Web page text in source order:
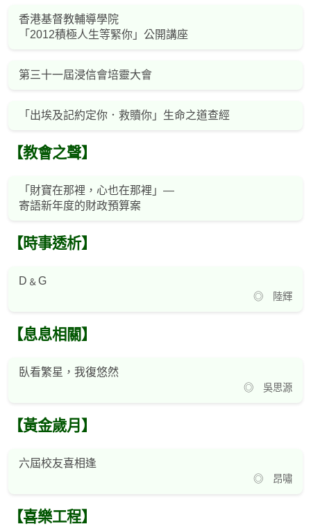
香港基督教輔導學院
「2012積極人生等緊你」公開講座
第三十一屆浸信會培靈大會
「出埃及記約定你．救贖你」生命之道查經
【教會之聲】
「財寶在那裡，心也在那裡」—
寄語新年度的財政預算案
【時事透析】
D﹠G
◎ 陸輝
【息息相關】
臥看繁星，我復悠然
◎ 吳思源
【黃金歲月】
六屆校友喜相逢
◎ 昂嘯
【喜樂工程】